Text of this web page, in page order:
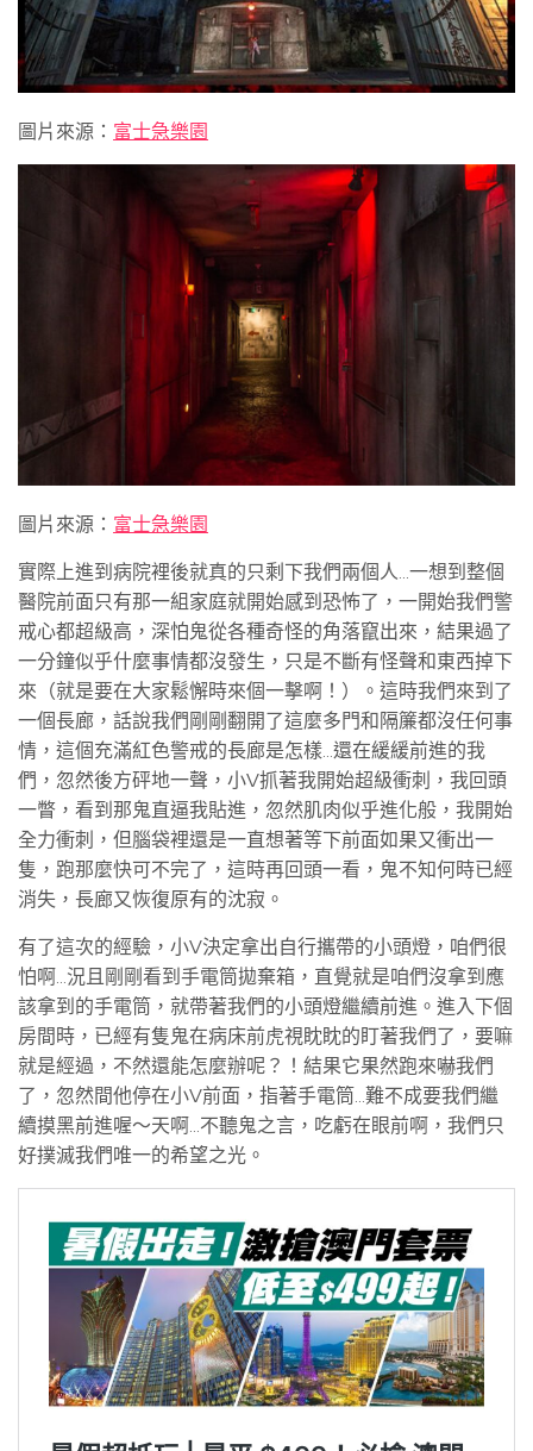
圖片來源： 富士急樂園
圖片來源： 富士急樂園
實際上進到病院裡後就真的只剩下我們兩個人…一想到整個
醫院前面只有那一組家庭就開始感到恐怖了，一開始我們警
戒心都超級高，深怕鬼從各種奇怪的角落竄出來，結果過了
一分鐘似乎什麼事情都沒發生，只是不斷有怪聲和東西掉下
來（就是要在大家鬆懈時來個一擊啊！）。這時我們來到了
一個長廊，話說我們剛剛翻開了這麼多門和隔簾都沒任何事
情，這個充滿紅色警戒的長廊是怎樣…還在緩緩前進的我
們，忽然後方砰地一聲，小V抓著我開始超級衝刺，我回頭
一瞥，看到那鬼直逼我貼進，忽然肌肉似乎進化般，我開始
全力衝刺，但腦袋裡還是一直想著等下前面如果又衝出一
隻，跑那麼快可不完了，這時再回頭一看，鬼不知何時已經
消失，長廊又恢復原有的沈寂。
有了這次的經驗，小V決定拿出自行攜帶的小頭燈，咱們很
怕啊…況且剛剛看到手電筒拋棄箱，直覺就是咱們沒拿到應
該拿到的手電筒，就帶著我們的小頭燈繼續前進。進入下個
房間時，已經有隻鬼在病床前虎視眈眈的盯著我們了，要嘛
就是經過，不然還能怎麼辦呢？！結果它果然跑來嚇我們
了，忽然間他停在小V前面，指著手電筒…難不成要我們繼
續摸黑前進喔～天啊…不聽鬼之言，吃虧在眼前啊，我們只
好撲滅我們唯一的希望之光。